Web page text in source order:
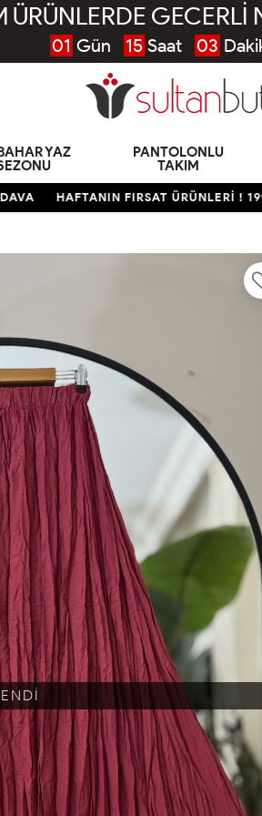
ÜRÜNLERDE
01 Gün 15 Saat 03
YAZ
PANTOLONLU
TAKIM
HAFTANIN FIRSAT ÜRÜNLERİ ! 1999 TL